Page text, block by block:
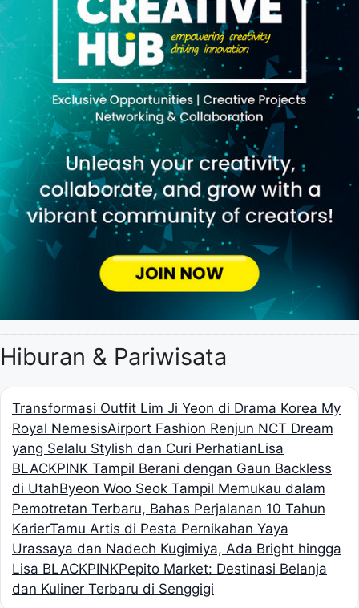
Hiburan & Pariwisata
Transformasi Outfit Lim Ji Yeon di Drama Korea My
Royal NemesisAirport Fashion Renjun NCT Dream
yang Selalu Stylish dan Curi PerhatianLisa
BLACKPINK Tampil Berani dengan Gaun Backless
di UtahByeon Woo Seok Tampil Memukau dalam
Pemotretan Terbaru, Bahas Perjalanan 10 Tahun
KarierTamu Artis di Pesta Pernikahan Yaya
Urassaya dan Nadech Kugimiya, Ada Bright hingga
Lisa BLACKPINKPepito Market: Destinasi Belanja
dan Kuliner Terbaru di Senggigi